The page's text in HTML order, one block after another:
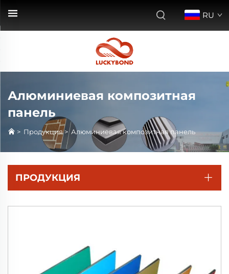
RU
Алюминиевая композитная
панель
> Продукция>Алюминиевая композитная панель
ПРОДУКЦИЯ